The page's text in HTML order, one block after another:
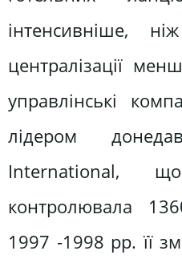
інтенсивніше,
централізації
управлінські
лідером
контролювала
1997 -1998 pp. її